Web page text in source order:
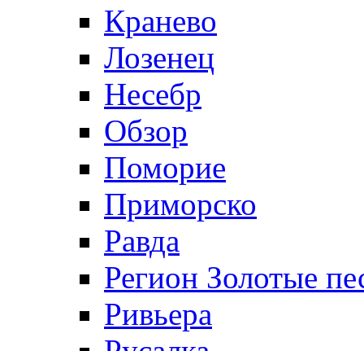
Кранево
Лозeнец
Несебр
Обзор
Поморие
Приморско
Равда
Регион Золотые
Ривьера